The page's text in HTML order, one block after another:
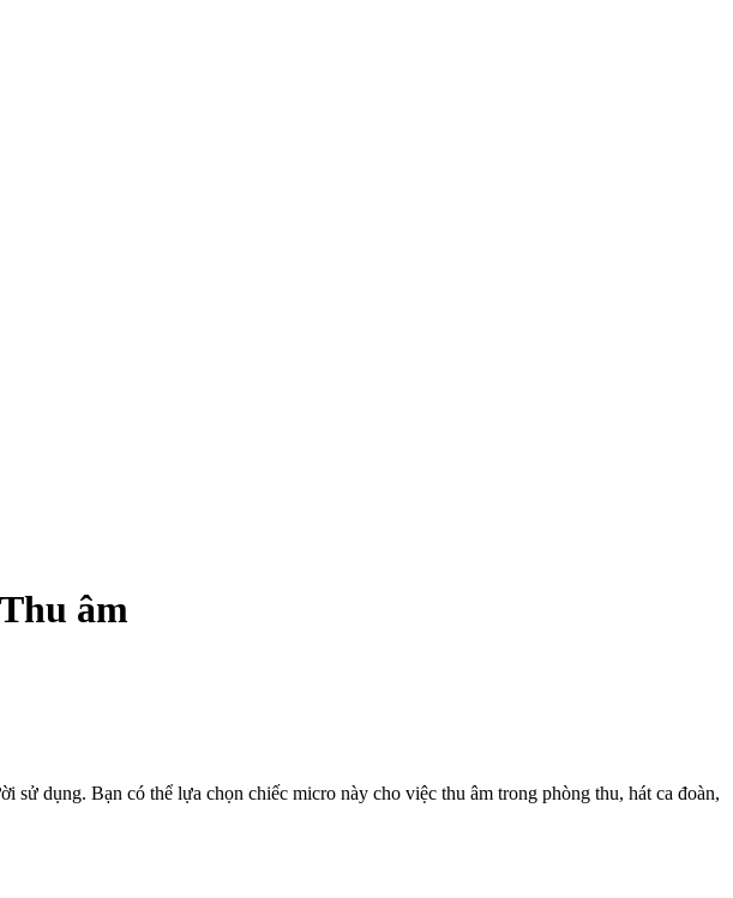
âm
dụng. Bạn có thể lựa chọn chiếc micro này cho việc thu âm trong phòng thu, hát ca đoàn,